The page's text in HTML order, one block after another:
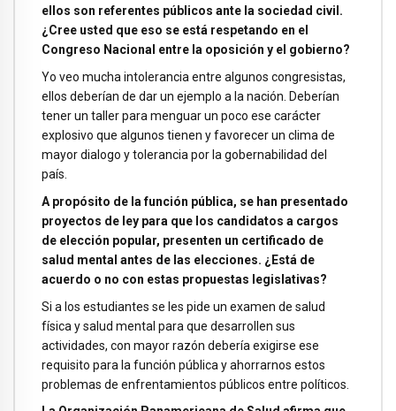
ellos son referentes públicos ante la sociedad civil.
¿Cree usted que eso se está respetando en el
Congreso Nacional entre la oposición y el gobierno?
Yo veo mucha intolerancia entre algunos congresistas,
ellos deberían de dar un ejemplo a la nación. Deberían
tener un taller para menguar un poco ese carácter
explosivo que algunos tienen y favorecer un clima de
mayor dialogo y tolerancia por la gobernabilidad del
país.
A propósito de la función pública, se han presentado
proyectos de ley para que los candidatos a cargos
de elección popular, presenten un certificado de
salud mental antes de las elecciones. ¿Está de
acuerdo o no con estas propuestas legislativas?
Si a los estudiantes se les pide un examen de salud
física y salud mental para que desarrollen sus
actividades, con mayor razón debería exigirse ese
requisito para la función pública y ahorrarnos estos
problemas de enfrentamientos públicos entre políticos.